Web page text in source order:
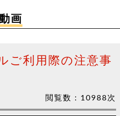
画
ご利用際の注意事
閲覧数： 10988次